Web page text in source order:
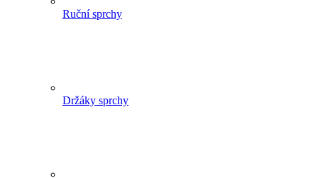
Ruční sprchy
Držáky sprchy